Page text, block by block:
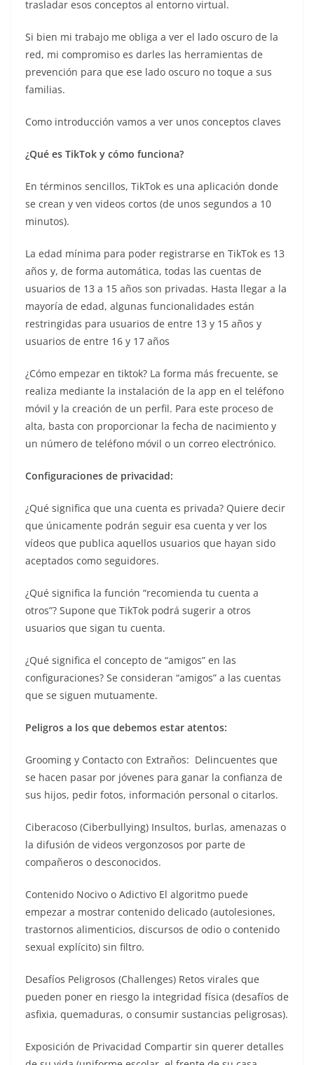
trasladar esos conceptos al entorno virtual.
Si bien mi trabajo me obliga a ver el lado oscuro de la
red, mi compromiso es darles las herramientas de
prevención para que ese lado oscuro no toque a sus
familias.
Como introducción vamos a ver unos conceptos claves
¿Qué es TikTok y cómo funciona?
En términos sencillos, TikTok es una aplicación donde
se crean y ven videos cortos (de unos segundos a 10
minutos).
La edad mínima para poder registrarse en TikTok es 13
años y, de forma automática, todas las cuentas de
usuarios de 13 a 15 años son privadas. Hasta llegar a la
mayoría de edad, algunas funcionalidades están
restringidas para usuarios de entre 13 y 15 años y
usuarios de entre 16 y 17 años
¿Cómo empezar en tiktok? La forma más frecuente, se
realiza mediante la instalación de la app en el teléfono
móvil y la creación de un perfil. Para este proceso de
alta, basta con proporcionar la fecha de nacimiento y
un número de teléfono móvil o un correo electrónico.
Configuraciones de privacidad:
¿Qué significa que una cuenta es privada? Quiere decir
que únicamente podrán seguir esa cuenta y ver los
vídeos que publica aquellos usuarios que hayan sido
aceptados como seguidores.
¿Qué significa la función “recomienda tu cuenta a
otros”? Supone que TikTok podrá sugerir a otros
usuarios que sigan tu cuenta.
¿Qué significa el concepto de “amigos” en las
configuraciones? Se consideran “amigos” a las cuentas
que se siguen mutuamente.
Peligros a los que debemos estar atentos:
Grooming y Contacto con Extraños: Delincuentes que
se hacen pasar por jóvenes para ganar la confianza de
sus hijos, pedir fotos, información personal o citarlos.
Ciberacoso (Ciberbullying) Insultos, burlas, amenazas o
la difusión de videos vergonzosos por parte de
compañeros o desconocidos.
Contenido Nocivo o Adictivo El algoritmo puede
empezar a mostrar contenido delicado (autolesiones,
trastornos alimenticios, discursos de odio o contenido
sexual explícito) sin filtro.
Desafíos Peligrosos (Challenges) Retos virales que
pueden poner en riesgo la integridad física (desafíos de
asfixia, quemaduras, o consumir sustancias peligrosas).
Exposición de Privacidad Compartir sin querer detalles